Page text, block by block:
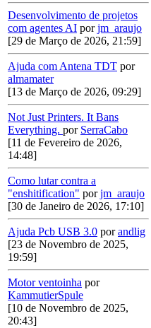
Desenvolvimento de projetos
com agentes AI porjm_araujo
[29 de Março de 2026, 21:59]
Ajuda com Antena TDT por
almamater
[13 de Março de 2026, 09:29]
Not Just Printers. It Bans
Everything. por SerraCabo
[11 de Fevereiro de 2026,
14:48]
Como lutar contra a
"enshitification" porjm_araujo
[30 de Janeiro de 2026, 17:10]
Ajuda Pcb USB 3.0 porandlig
[23 de Novembro de 2025,
19:59]
Motor ventoinha por
KammutierSpule
[10 de Novembro de 2025,
20:43]